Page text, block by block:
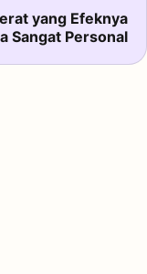
yang Efeknya
Sangat Personal